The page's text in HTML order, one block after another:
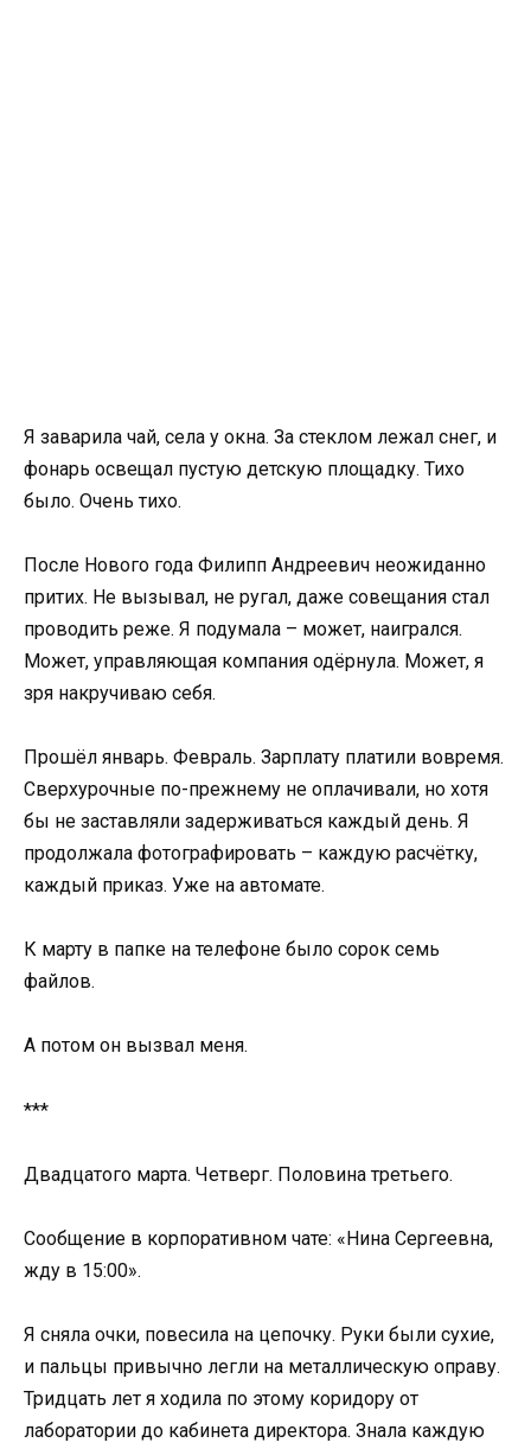
Я заварила чай, села у окна. За стеклом лежал снег, и
фонарь освещал пустую детскую площадку. Тихо
было. Очень тихо.
После Нового года Филипп Андреевич неожиданно
притих. Не вызывал, не ругал, даже совещания стал
проводить реже. Я подумала – может, наигрался.
Может, управляющая компания одёрнула. Может, я
зря накручиваю себя.
Прошёл январь. Февраль. Зарплату платили вовремя.
Сверхурочные по-прежнему не оплачивали, но хотя
бы не заставляли задерживаться каждый день. Я
продолжала фотографировать – каждую расчётку,
каждый приказ. Уже на автомате.
К марту в папке на телефоне было сорок семь
файлов.
А потом он вызвал меня.
***
Двадцатого марта. Четверг. Половина третьего.
Сообщение в корпоративном чате: «Нина Сергеевна,
жду в 15:00».
Я сняла очки, повесила на цепочку. Руки были сухие,
и пальцы привычно легли на металлическую оправу.
Тридцать лет я ходила по этому коридору от
лаборатории до кабинета директора. Знала каждую